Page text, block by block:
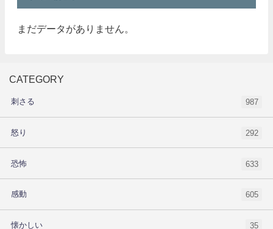
まだデータがありません。
CATEGORY
刺さる 987
怒り 292
恐怖 633
感動 605
懐かしい 35